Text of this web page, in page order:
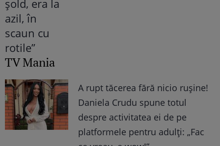
TV Mania
A rupt tăcerea fără nicio rușine!
Daniela Crudu spune totul
despre activitatea ei de pe
platformele pentru adulți: „Fac